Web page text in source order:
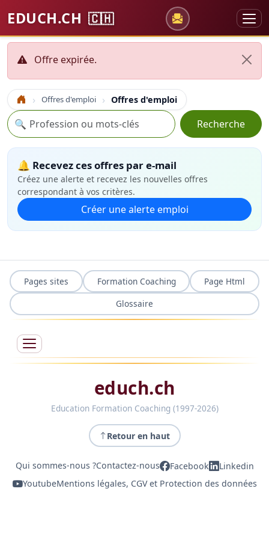
EDUCH.CH 🇨🇭
Offre expirée.
Accueil Offres d'emploi Offres d'emploi
Recherche
🔍 Recherche
🔔 Recevez ces offres par e-mail
Créez une alerte et recevez les nouvelles offres
correspondant à vos critères.
Créer une alerte emploi
Pages sites Formation Coaching
Page Html
Glossaire
educh.ch
Education Formation Coaching (1997-2026)
Retour en haut
Qui sommes-nous ?Contactez-nous Facebook
Linkedin
YoutubeMentions légales, CGV et Protection des données